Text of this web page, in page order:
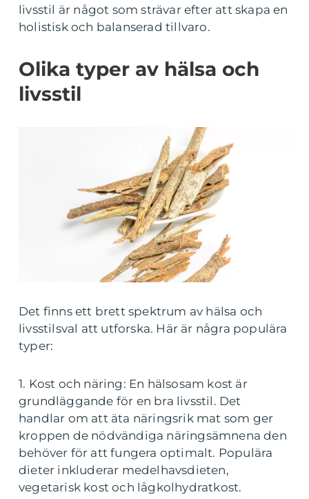
livsstil är något som strävar efter att skapa en
holistisk och balanserad tillvaro.
Olika typer av hälsa och
livsstil
Det finns ett brett spektrum av hälsa och
livsstilsval att utforska. Här är några populära
typer:
1. Kost och näring: En hälsosam kost är
grundläggande för en bra livsstil. Det
handlar om att äta näringsrik mat som ger
kroppen de nödvändiga näringsämnena den
behöver för att fungera optimalt. Populära
dieter inkluderar medelhavsdieten,
vegetarisk kost och lågkolhydratkost.